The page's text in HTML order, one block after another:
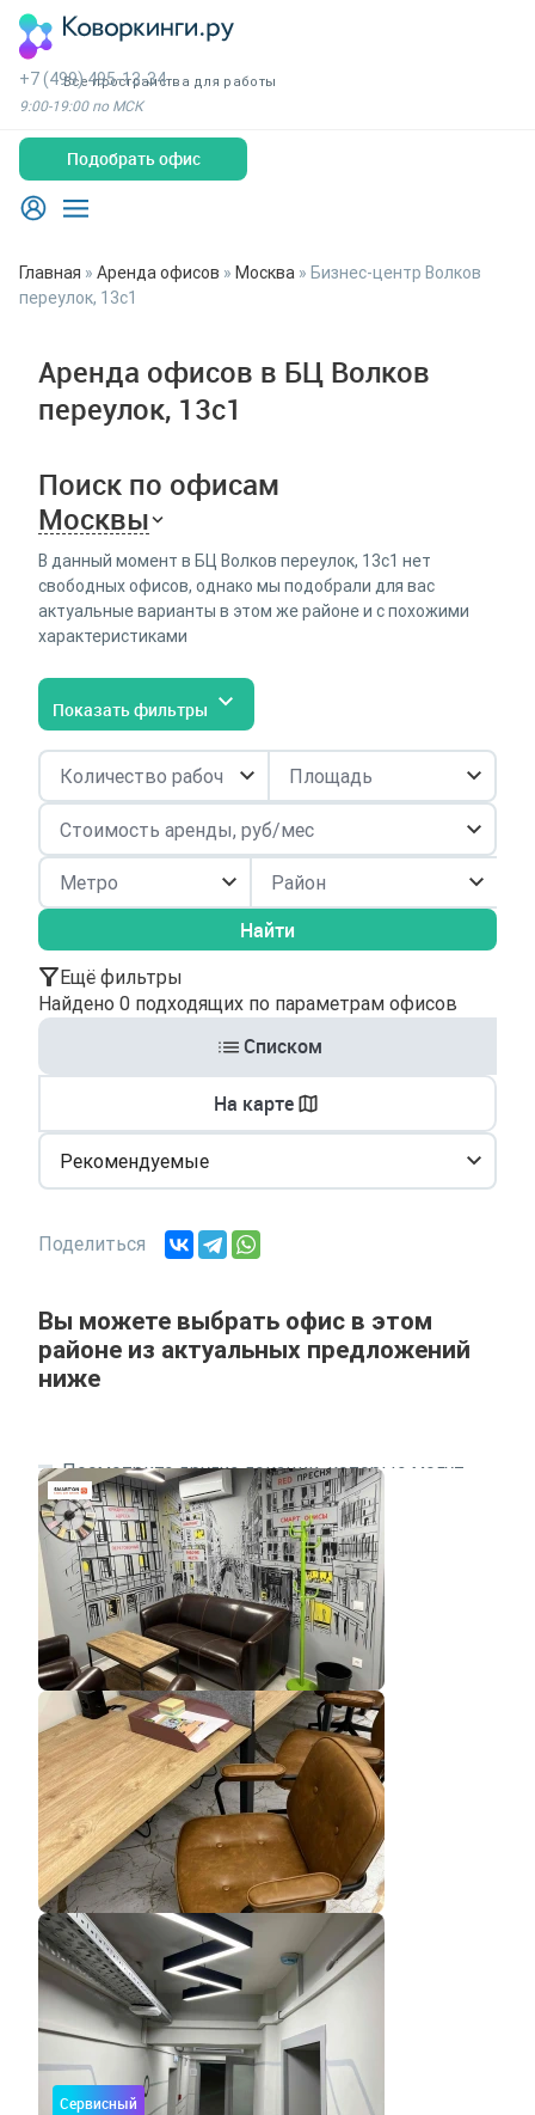
Все пространства для работы
+7 (499) 495-13-34
9:00-19:00 по МСК
Подобрать офис
Главная » Аренда офисов » Москва » Бизнес-центр Волков
переулок, 13с1
Аренда офисов в БЦ Волков
переулок, 13с1
Поиск по офисам
Москвы
В данный момент в БЦ Волков переулок, 13с1 нет
свободных офисов, однако мы подобрали для вас
актуальные варианты в этом же районе и с похожими
характеристиками
Показать фильтры
Район
Найти
Ещё фильтры
Найдено 0 подходящих по параметрам офисов
Списком
На карте
Рекомендуемые
Поделиться
Вы можете выбрать офис в этом
районе из актуальных предложений
ниже
Посмотрите другие локации, которые могут
подходить под ваш запрос
Сервисный